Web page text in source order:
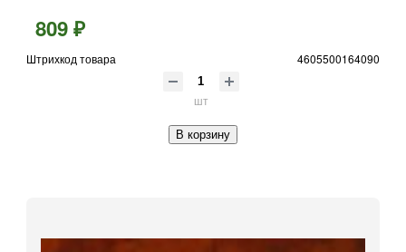
809 ₽
Штрихкод товара 4605500164090
шт
В корзину